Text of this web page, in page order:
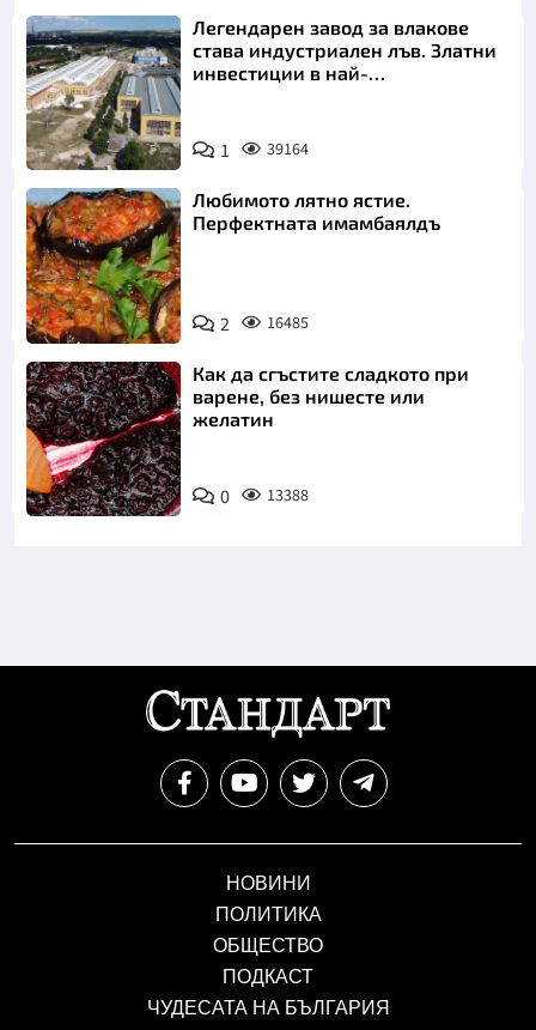
Легендарен завод за влакове
става индустриален лъв. Златни
инвестиции в най-
1 39164
Любимото лятно ястие.
Перфектната имамбаялдъ
2 16485
Как да сгъстите сладкото при
варене, без нишесте или
желатин
0 13388
НОВИНИ
ПОЛИТИКА
ОБЩЕСТВО
ПОДКАСТ
ЧУДЕСАТА НА БЪЛГАРИЯ